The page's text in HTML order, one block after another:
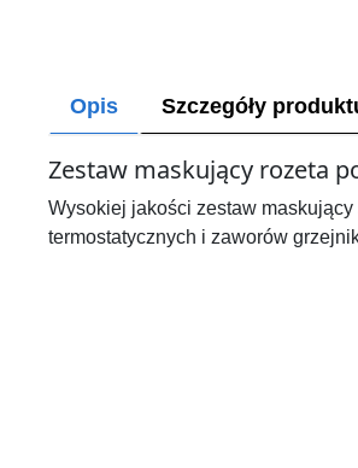
Opis Szczegóły
Zestaw maskujący rozeta
Wysokiej jakości zestaw
termostatycznych i zaworów